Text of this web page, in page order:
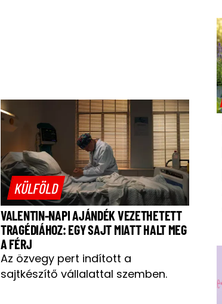
KÜLFÖLD
VALENTIN-NAPI AJÁNDÉK VEZETHETETT
TRAGÉDIÁHOZ: EGY SAJT MIATT HALT MEG
A FÉRJ
Az özvegy pert indított a
sajtkészítő vállalattal szemben.